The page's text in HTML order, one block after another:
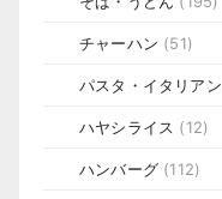
チャーハン (51)
パスタ・イタリアン
ハヤシライス (12)
ハンバーグ (112)